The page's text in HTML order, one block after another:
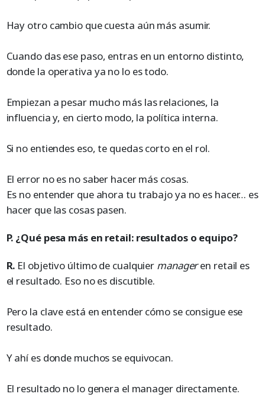
Hay otro cambio que cuesta aún más asumir.
Cuando das ese paso, entras en un entorno distinto,
donde la operativa ya no lo es todo.
Empiezan a pesar mucho más las relaciones, la
influencia y, en cierto modo, la política interna.
Si no entiendes eso, te quedas corto en el rol.
El error no es no saber hacer más cosas.
Es no entender que ahora tu trabajo ya no es hacer… es
hacer que las cosas pasen.
P. ¿Qué pesa más en retail: resultados o equipo?
R. El objetivo último de cualquier manageren retail es
el resultado. Eso no es discutible.
Pero la clave está en entender cómo se consigue ese
resultado.
Y ahí es donde muchos se equivocan.
El resultado no lo genera el manager directamente.